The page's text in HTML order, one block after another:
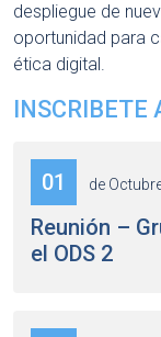
despliegue de
oportunidad para
ética digital.
INSCRIBETE
01 de
Reunión –
el ODS 2